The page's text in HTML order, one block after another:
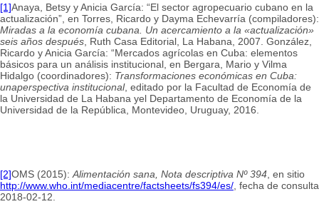
[1]Anaya, Betsy y Anicia García: “El sector agropecuario cubano en la
actualización”, en Torres, Ricardo y Dayma Echevarría (compiladores):
Miradas a la economía cubana. Un acercamiento a la «actualización»
seis años después , Ruth Casa Editorial, La Habana, 2007. González,
Ricardo y Anicia García: “Mercados agrícolas en Cuba: elementos
básicos para un análisis institucional, en Bergara, Mario y Vilma
Hidalgo (coordinadores): Transformaciones económicas en Cuba:
unaperspectiva institucional, editado por la Facultad de Economía de
la Universidad de La Habana yel Departamento de Economía de la
Universidad de la República, Montevideo, Uruguay, 2016.
[2]OMS (2015): Alimentación sana, Nota descriptiva Nº 394 , en sitio
http://www.who.int/mediacentre/factsheets/fs394/es/ , fecha de consulta
2018-02-12.